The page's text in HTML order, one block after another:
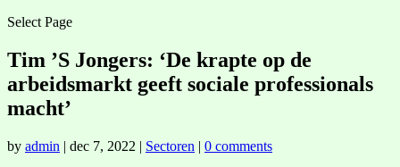
Select Page
Tim ’S Jongers: ‘De krapte op de
arbeidsmarkt geeft sociale professionals
macht’
by admin | dec 7, 2022 | Sectoren | 0 comments